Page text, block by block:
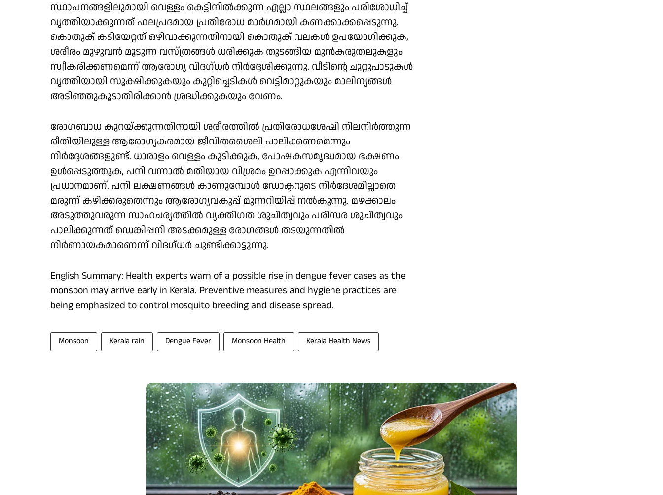
സ്ഥാപനങ്ങളിലുമായി വെള്ളം കെട്ടിനിൽക്കുന്ന എല്ലാ സ്ഥലങ്ങളും പരിശോധിച്ച്
വൃത്തിയാക്കുന്നത് ഫലപ്രദമായ പ്രതിരോധ മാർഗമായി കണക്കാക്കപ്പെടുന്നു.
കൊതുക് കടിയേറ്റത് ഒഴിവാക്കുന്നതിനായി കൊതുക് വലകൾ ഉപയോഗിക്കുക,
ശരീരം മുഴുവൻ മൂടുന്ന വസ്ത്രങ്ങൾ ധരിക്കുക തുടങ്ങിയ മുൻകരുതലുകളും
സ്വീകരിക്കണമെന്ന് ആരോഗ്യ വിദഗ്ധർ നിർദ്ദേശിക്കുന്നു. വീടിന്റെ ചുറ്റുപാടുകൾ
വൃത്തിയായി സൂക്ഷിക്കുകയും കുറ്റിച്ചെടികൾ വെട്ടിമാറ്റുകയും മാലിന്യങ്ങൾ
അടിഞ്ഞുകൂടാതിരിക്കാൻ ശ്രദ്ധിക്കുകയും വേണം.
രോഗബാധ കുറയ്ക്കുന്നതിനായി ശരീരത്തിൽ പ്രതിരോധശേഷി നിലനിർത്തുന്ന
രീതിയിലുള്ള ആരോഗ്യകരമായ ജീവിതശൈലി പാലിക്കണമെന്നും
നിർദ്ദേശങ്ങളുണ്ട്. ധാരാളം വെള്ളം കുടിക്കുക, പോഷകസമൃദ്ധമായ ഭക്ഷണം
ഉൾപ്പെടുത്തുക, പനി വന്നാൽ മതിയായ വിശ്രമം ഉറപ്പാക്കുക എന്നിവയും
പ്രധാനമാണ്. പനി ലക്ഷണങ്ങൾ കാണുമ്പോൾ ഡോക്ടറുടെ നിർദേശമില്ലാതെ
മരുന്ന് കഴിക്കരുതെന്നും ആരോഗ്യവകുപ്പ് മുന്നറിയിപ്പ് നൽകുന്നു. മഴക്കാലം
അടുത്തുവരുന്ന സാഹചര്യത്തിൽ വ്യക്തിഗത ശുചിത്വവും പരിസര ശുചിത്വവും
പാലിക്കുന്നത് ഡെങ്കിപ്പനി അടക്കമുള്ള രോഗങ്ങൾ തടയുന്നതിൽ
നിർണായകമാണെന്ന് വിദഗ്ധർ ചൂണ്ടിക്കാട്ടുന്നു.
English Summary: Health experts warn of a possible rise in dengue fever cases as the
monsoon may arrive early in Kerala. Preventive measures and hygiene practices are
being emphasized to control mosquito breeding and disease spread.
Monsoon Kerala rain Dengue Fever Monsoon Health Kerala Health News